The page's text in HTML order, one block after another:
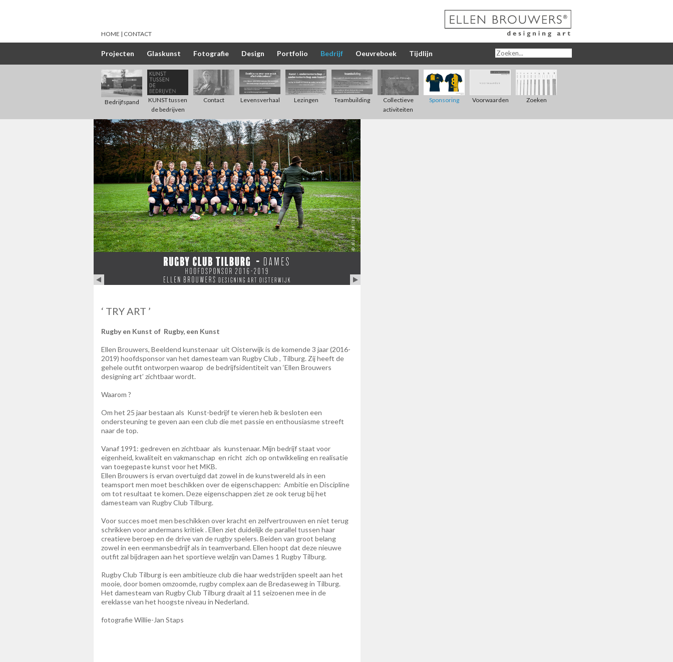
HOME CONTACT
Projecten Glaskunst Fotografie Design Portfolio Bedrijf Oeuvreboek Tijdlijn
Bedrijfspand
KUNST tussen
de bedrijven
Contact Levensverhaal Lezingen Teambuilding
Collectieve
activiteiten
Sponsoring Voorwaarden Zoeken
‘ TRY ART ’
Rugby en Kunst of Rugby, een Kunst
Ellen Brouwers, Beeldend kunstenaar uit Oisterwijk is de komende 3 jaar (2016-
2019) hoofdsponsor van het damesteam van Rugby Club , Tilburg. Zij heeft de
gehele outfit ontworpen waarop de bedrijfsidentiteit van ‘Ellen Brouwers
designing art’ zichtbaar wordt.
Waarom ?
Om het 25 jaar bestaan als Kunst-bedrijf te vieren heb ik besloten een
ondersteuning te geven aan een club die met passie en enthousiasme streeft
naar de top.
Vanaf 1991: gedreven en zichtbaar als kunstenaar. Mijn bedrijf staat voor
eigenheid, kwaliteit en vakmanschap en richt zich op ontwikkeling en realisatie
van toegepaste kunst voor het MKB.
Ellen Brouwers is ervan overtuigd dat zowel in de kunstwereld als in een
teamsport men moet beschikken over de eigenschappen: Ambitie en Discipline
om tot resultaat te komen. Deze eigenschappen ziet ze ook terug bij het
damesteam van Rugby Club Tilburg.
Voor succes moet men beschikken over kracht en zelfvertrouwen en niet terug
schrikken voor andermans kritiek . Ellen ziet duidelijk de parallel tussen haar
creatieve beroep en de drive van de rugby spelers. Beiden van groot belang
zowel in een eenmansbedrijf als in teamverband. Ellen hoopt dat deze nieuwe
outfit zal bijdragen aan het sportieve welzijn van Dames 1 Rugby Tilburg.
Rugby Club Tilburg is een ambitieuze club die haar wedstrijden speelt aan het
mooie, door bomen omzoomde, rugby complex aan de Bredaseweg in Tilburg.
Het damesteam van Rugby Club Tilburg draait al 11 seizoenen mee in de
ereklasse van het hoogste niveau in Nederland.
fotografie Willie-Jan Staps